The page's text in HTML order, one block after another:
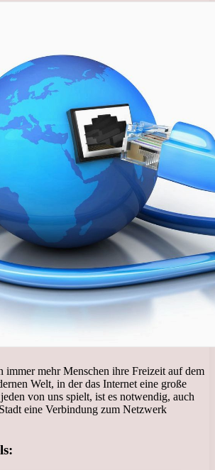
immer mehr Menschen ihre Freizeit auf dem
Welt, in der das Internet eine große
von uns spielt, ist es notwendig, auch
eine Verbindung zum Netzwerk